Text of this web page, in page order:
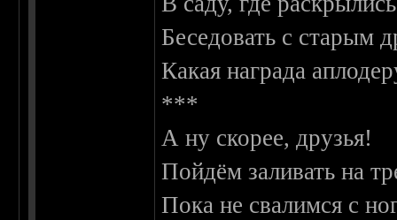
Беседовать с старым
Какая награда
***
А ну скорее, друзья!
Пойдём заливать на
Пока не свалимся с